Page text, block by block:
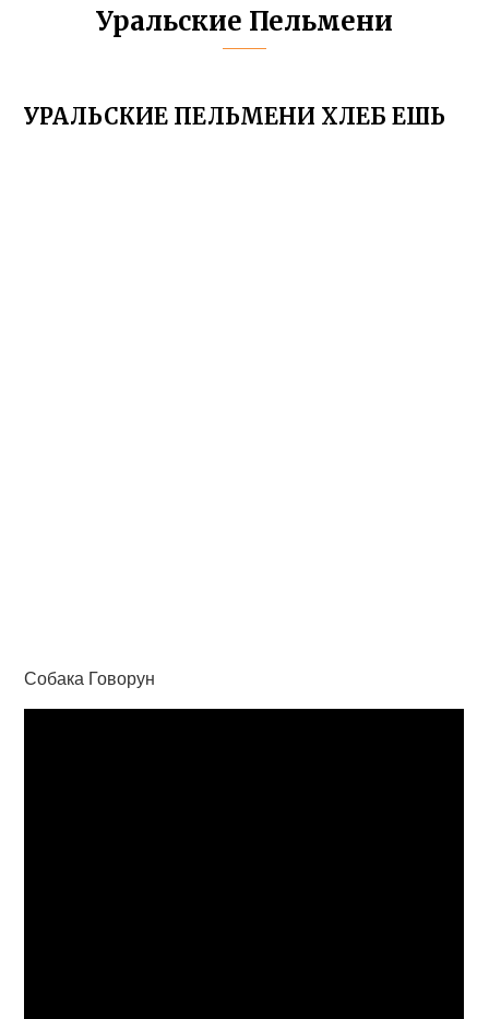
Уральские Пельмени
УРАЛЬСКИЕ ПЕЛЬМЕНИ ХЛЕБ ЕШЬ
Собака Говорун